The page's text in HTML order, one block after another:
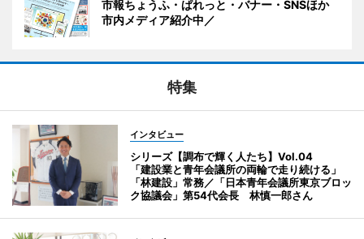
市報ちょうふ・ぱれっと・バナー・SNSほか
市内メディア紹介中／
特集
インタビュー
シリーズ【調布で輝く人たち】Vol.04
「建設業と青年会議所の両輪で走り続ける」
「林建設」常務／「日本青年会議所東京ブロッ
ク協議会」第54代会長 林慎一郎さん